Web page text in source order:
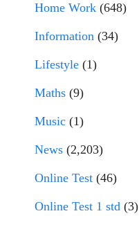
Home Work (648)
Information (34)
Lifestyle (1)
Maths (9)
Music (1)
News (2,203)
Online Test (46)
Online Test 1 std (3)